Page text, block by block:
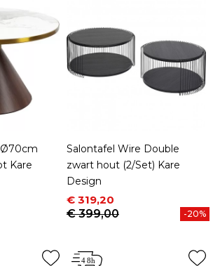
Ø70cm
Kare
Salontafel Wire Double
zwart hout (2/Set) Kare
Design
Prijs
€ 319,20
Normale prijs
€ 399,00
-20%